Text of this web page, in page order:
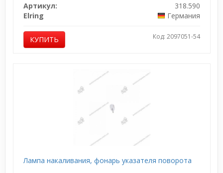
Артикул:
318.590
Elring
Германия
КУПИТЬ Код: 2097051-54
Лампа накаливания, фонарь указателя поворота